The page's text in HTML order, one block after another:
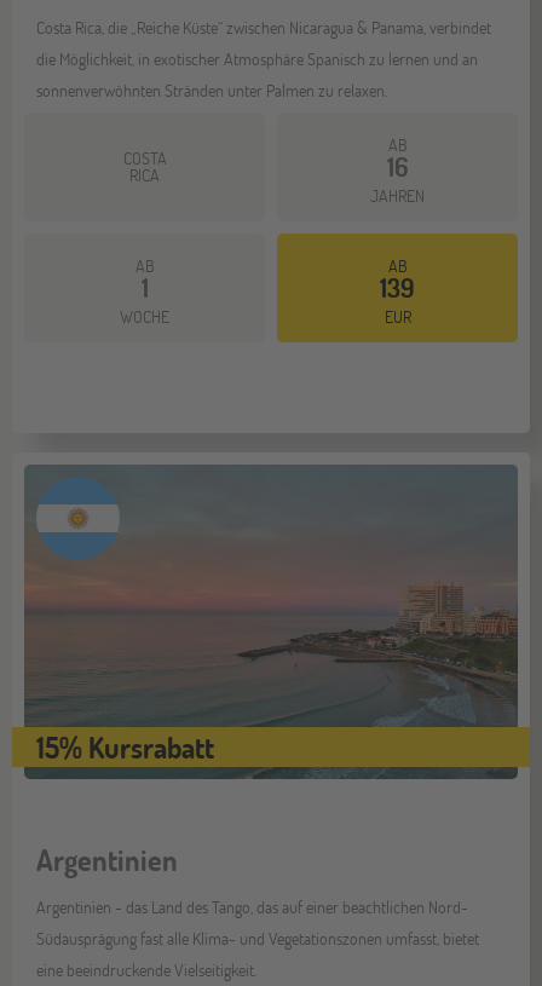
Costa Rica, die „Reiche Küste“ zwischen Nicaragua & Panama, verbindet
die Möglichkeit, in exotischer Atmosphäre Spanisch zu lernen und an
sonnenverwöhnten Stränden unter Palmen zu relaxen.
COSTA
RICA
AB
16
JAHREN
AB
1
WOCHE
AB
139
EUR
15% Kursrabatt
Argentinien
Argentinien - das Land des Tango, das auf einer beachtlichen Nord-
Südausprägung fast alle Klima- und Vegetationszonen umfasst, bietet
eine beeindruckende Vielseitigkeit.